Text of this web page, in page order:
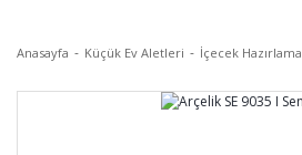
Anasayfa Küçük Ev Aletleri İçecek Hazırlama